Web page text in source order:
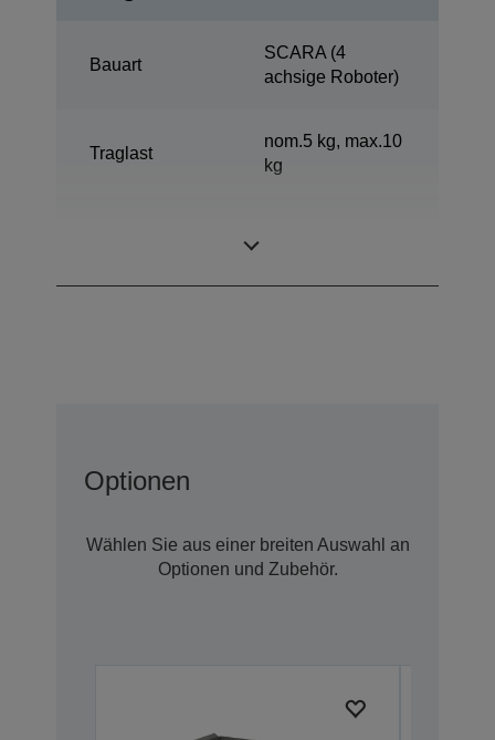
Bauart
SCARA (4
achsige Roboter)
Traglast
nom.5 kg, max.10
kg
Optionen
Wählen Sie aus einer breiten Auswahl an
Optionen und Zubehör.